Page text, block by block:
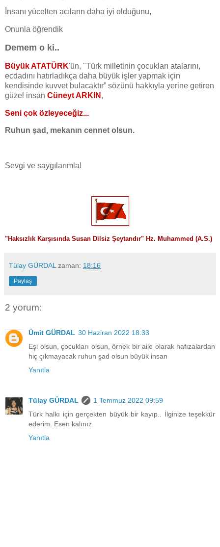
İnsanı yücelten acıların daha iyi olduğunu,
Onunla öğrendik
Demem o ki..
Büyük ATATÜRK'ün, "Türk milletinin çocukları atalarını,
ecdadını hatırladıkça daha büyük işler yapmak için
kendisinde kuvvet bulacaktır” sözünü hakkıyla yerine getiren
güzel insan Cüneyt ARKIN ,
Seni çok özleyeceğiz...
Ruhun şad, mekanın cennet olsun.
Sevgi ve saygılarımla!
"Haksızlık Karşısında Susan Dilsiz Şeytandır" Hz. Muhammed (A.S.)
Tülay GÜRDAL zaman: 18:16
Paylaş
2 yorum:
Ümit GÜRDAL 30 Haziran 2022 18:33
Eşi olsun, çocukları olsun, örnek bir aile olarak hafızalardan
hiç çıkmayacak ruhun şad olsun büyük insan
Yanıtla
Tülay GÜRDAL
1 Temmuz 2022 09:59
Türk halkı için gerçekten büyük bir kayıp.. İlginize teşekkür
ederim. Esen kalınız.
Yanıtla